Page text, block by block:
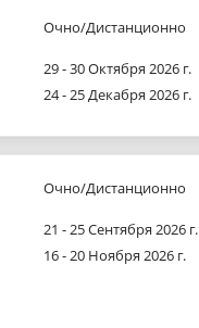
Очно/Дистанционно
29 - 30 Октября 2026 г.
24 - 25 Декабря 2026 г.
Очно/Дистанционно
21 - 25 Сентября 2026 г.
16 - 20 Ноября 2026 г.